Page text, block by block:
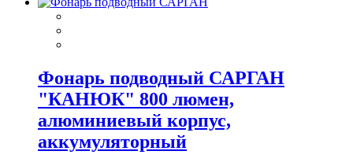
Фонарь подводный САРГАН
"КАНЮК" 800 люмен,
алюминиевый корпус,
аккумуляторный